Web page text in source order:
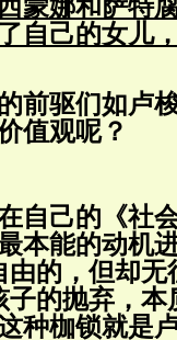
蒙娜和萨特
自己的女儿
前驱们如卢
值观呢？
自己的《社
本能的动机
的，但却无
的抛弃，
种枷锁就是